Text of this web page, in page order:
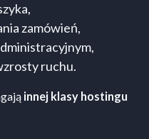
zamówień,
ruchu.
innej klasy hostingu